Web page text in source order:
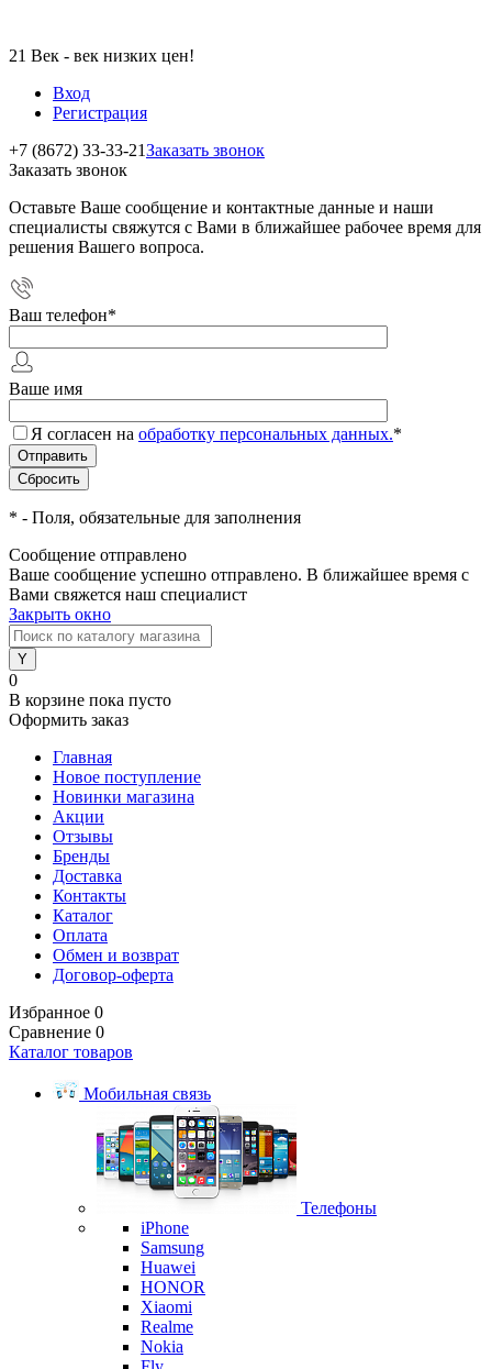
21 Век - век низких цен!
Вход
Регистрация
+7 (8672) 33-33-21Заказать звонок
Заказать звонок
Оставьте Ваше сообщение и контактные данные и наши
специалисты свяжутся с Вами в ближайшее рабочее время для
решения Вашего вопроса.
Ваш телефон*
Ваше имя
Я согласен на обработку персональных данных.*
* - Поля, обязательные для заполнения
Сообщение отправлено
Ваше сообщение успешно отправлено. В ближайшее время с
Вами свяжется наш специалист
Закрыть окно
0
В корзине пока пусто
Оформить заказ
Главная
Новое поступление
Новинки магазина
Акции
Отзывы
Бренды
Доставка
Контакты
Каталог
Оплата
Обмен и возврат
Договор-оферта
Избранное 0
Сравнение 0
Каталог товаров
Мобильная связь
Телефоны
iPhone
Samsung
Huawei
HONOR
Xiaomi
Realme
Nokia